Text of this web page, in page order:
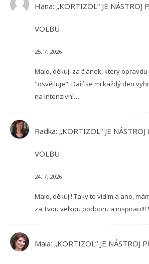
Hana: „KORTIZOL“ JE NÁSTROJ
VOLBU
25. 7. 2026
Maio, děkuji za článek, který
"osvětluje". Daří se mi každý den
na intenzivní…
Radka: „KORTIZOL“ JE
VOLBU
24. 7. 2026
Maio, děkuji! Taky to vidím a ano,
za Tvou velkou podporu a inspiraci!!!
Maia: „KORTIZOL“ JE NÁSTROJ